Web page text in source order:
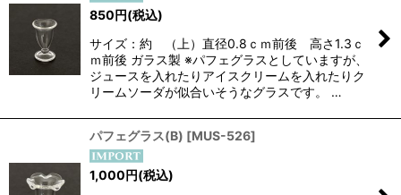
850円(税込)
サイズ：約 （上）直径0.8ｃｍ前後 高さ1.3ｃ
ｍ前後 ガラス製 ※パフェグラスとしていますが、
ジュースを入れたりアイスクリームを入れたりク
リームソーダが似合いそうなグラスです。 …
パフェグラス(B) [MUS-526]
1,000円(税込)